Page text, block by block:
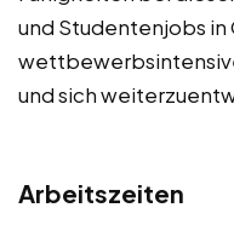
und Studentenjobs in
und sich
Arbeitszeiten